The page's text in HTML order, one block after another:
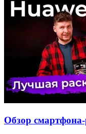
Обзор